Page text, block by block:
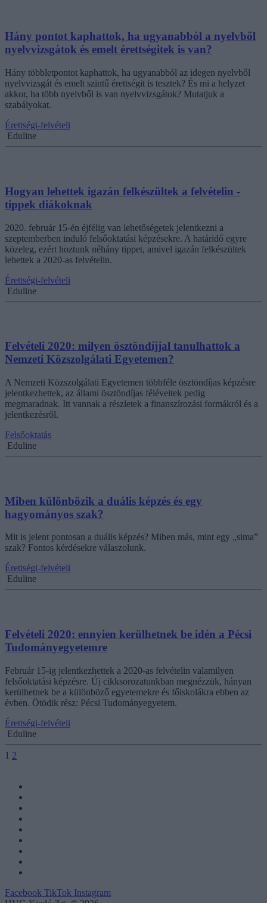
Hány pontot kaphattok, ha ugyanabból a nyelvből
nyelvvizsgátok és emelt érettségitek is van?
Hány többletpontot kaphattok, ha ugyanabból az idegen nyelvből
nyelvvizsgát és emelt szintű érettségit is tesztek? És mi a helyzet
akkor, ha több nyelvből is van nyelvvizsgátok? Mutatjuk a
szabályokat.
Érettségi-felvételi
Eduline
Hogyan lehettek igazán felkészültek a felvételin -
tippek diákoknak
2020. február 15-én éjfélig van lehetőségetek jelentkezni a
szeptemberben induló felsőoktatási képzésekre. A határidő egyre
közeleg, ezért hoztunk néhány tippet, amivel igazán felkészültek
lehettek a 2020-as felvételin.
Érettségi-felvételi
Eduline
Felvételi 2020: milyen ösztöndíjjal tanulhattok a
Nemzeti Közszolgálati Egyetemen?
A Nemzeti Közszolgálati Egyetemen többféle ösztöndíjas képzésre
jelentkezhettek, az állami ösztöndíjas féléveitek pedig
megmaradnak. Itt vannak a részletek a finanszírozási formákról és a
jelentkezésről.
Felsőoktatás
Eduline
Miben különbözik a duális képzés és egy
hagyományos szak?
Mit is jelent pontosan a duális képzés? Miben más, mint egy „sima”
szak? Fontos kérdésekre válaszolunk.
Érettségi-felvételi
Eduline
Felvételi 2020: ennyien kerülhetnek be idén a Pécsi
Tudományegyetemre
Február 15-ig jelentkezhettek a 2020-as felvételin valamilyen
felsőoktatási képzésre. Új cikksorozatunkban megnézzük, hányan
kerülhetnek be a különböző egyetemekre és főiskolákra ebben az
évben. Ötödik rész: Pécsi Tudományegyetem.
Érettségi-felvételi
Eduline
1 2
Facebook TikTok Instagram